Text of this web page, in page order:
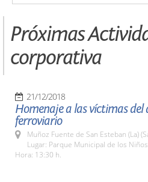
Próximas
corporativa
21/12/2018
Homenaje a las víctimas del
ferroviario
Muñoz Fuente de San Esteban (La)
Lugar: Parque Municipal de los Niños
Hora: 13:30 h.